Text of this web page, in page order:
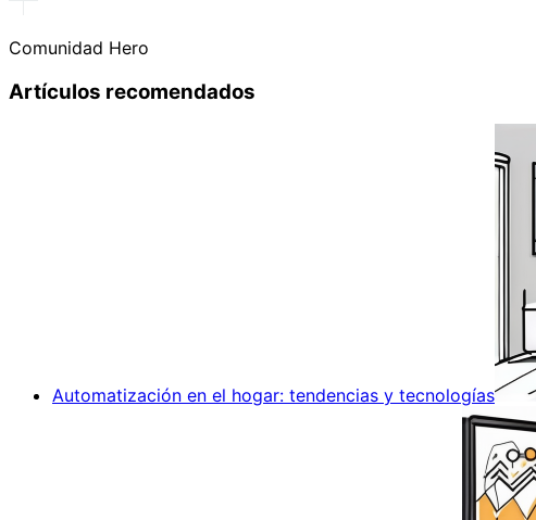
Comunidad Hero
Artículos recomendados
Automatización en el hogar: tendencias y tecnologías